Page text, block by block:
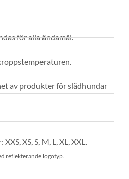
för alla ändamål.
av produkter för slädhundar
XS, S, M, L, XL, XXL.
reflekterande logotyp.